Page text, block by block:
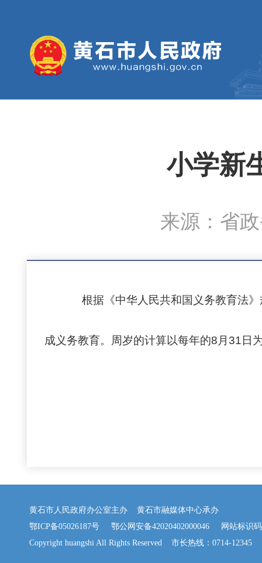
小学新
来源：省
根据《中华人民共和国义务教育法
成义务教育。周岁的计算以每年的8月31日
黄石市人民政府办公室主办 黄石市融媒体中心承办
鄂ICP备05026187号
鄂公网安备42020402000046 网站标识码
Copyright huangshi All Rights Reserved 市长热线：0714-12345